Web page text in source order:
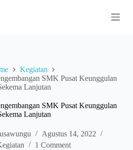
Kegiatan
SMK Pusat Keunggulan
Lanjutan
SMK Pusat Keunggulan
Lanjutan
Agustus 14, 2022
1 Comment